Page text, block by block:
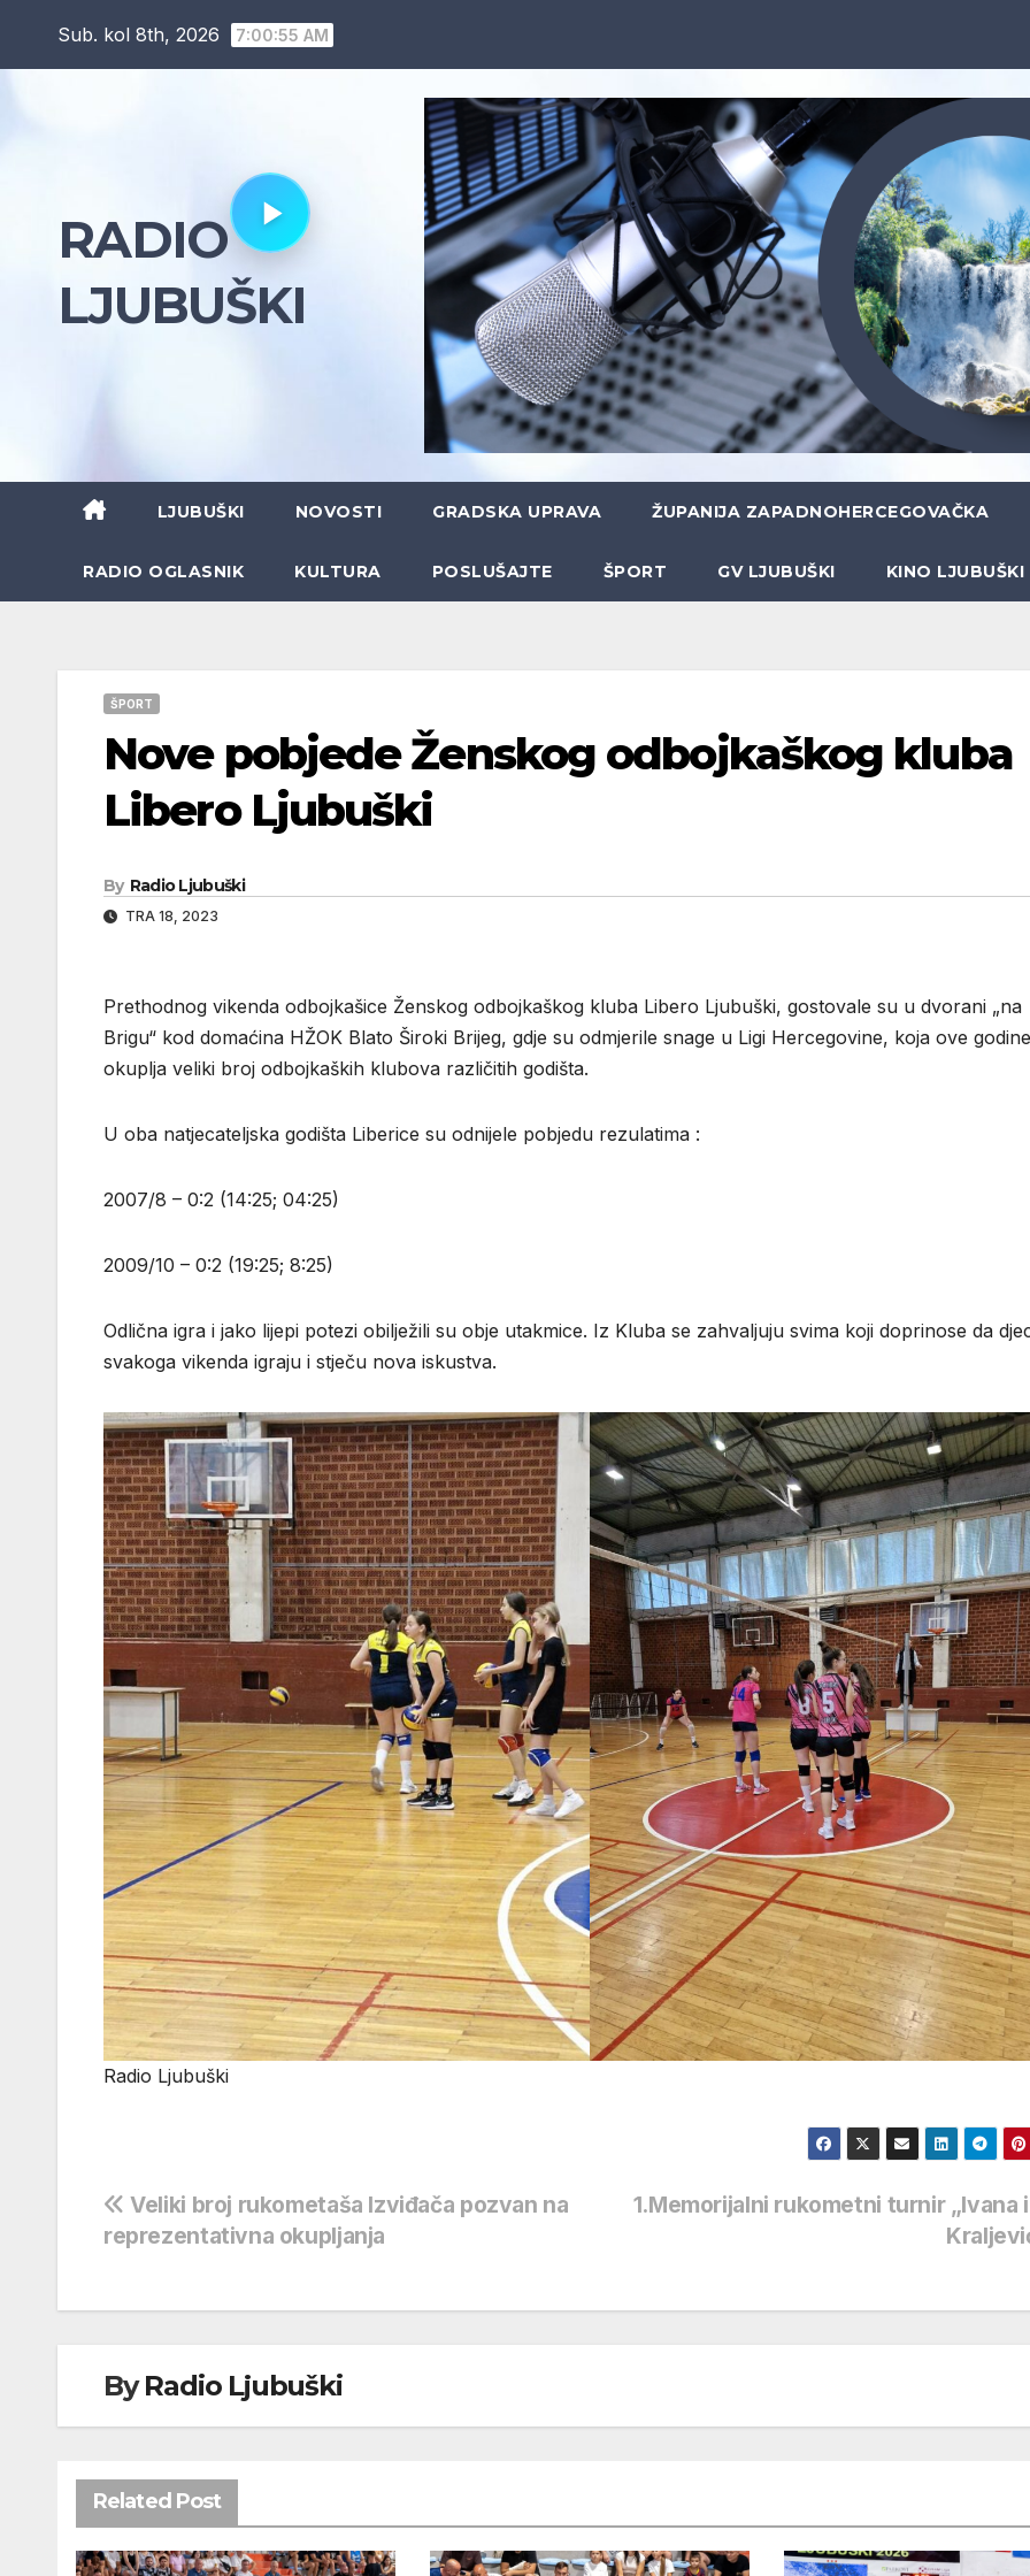
Sub. kol 8th, 2026 7:00:56 AM
RADIO
LJUBUŠKI
LJUBUŠKI NOVOSTI GRADSKA UPRAVA ŽUPANIJA ZAPADNOHERCEGOVAČKA
RADIO OGLASNIK KULTURA POSLUŠAJTE ŠPORT GV LJUBUŠKI KINO LJUBUŠKI
ŠPORT
Nove pobjede Ženskog odbojkaškog kluba
Libero Ljubuški
By Radio Ljubuški
TRA 18, 2023
Prethodnog vikenda odbojkašice Ženskog odbojkaškog kluba Libero Ljubuški, gostovale su u dvorani „na
Brigu“ kod domaćina HŽOK Blato Široki Brijeg, gdje su odmjerile snage u Ligi Hercegovine, koja ove godine
okuplja veliki broj odbojkaških klubova različitih godišta.
U oba natjecateljska godišta Liberice su odnijele pobjedu rezulatima :
2007/8 – 0:2 (14:25; 04:25)
2009/10 – 0:2 (19:25; 8:25)
Odlična igra i jako lijepi potezi obilježili su obje utakmice. Iz Kluba se zahvaljuju svima koji doprinose da
svakoga vikenda igraju i stječu nova iskustva.
Radio Ljubuški
Navigacija
objava
1.Memorijalni rukometni turnir „Ivana
Veliki broj rukometaša Izviđača pozvan na
reprezentativna okupljanja
ByRadio Ljubuški
Related Post